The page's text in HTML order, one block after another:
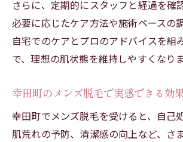
さらに、定期的にスタッフと経過を確
必要に応じたケア方法や施術ペースの
自宅でのケアとプロのアドバイスを組
で、理想の肌状態を維持しやすくなりま
幸田町のメンズ脱毛で実感できる効
幸田町でメンズ脱毛を受けると、自己
肌荒れの予防、清潔感の向上など、さ